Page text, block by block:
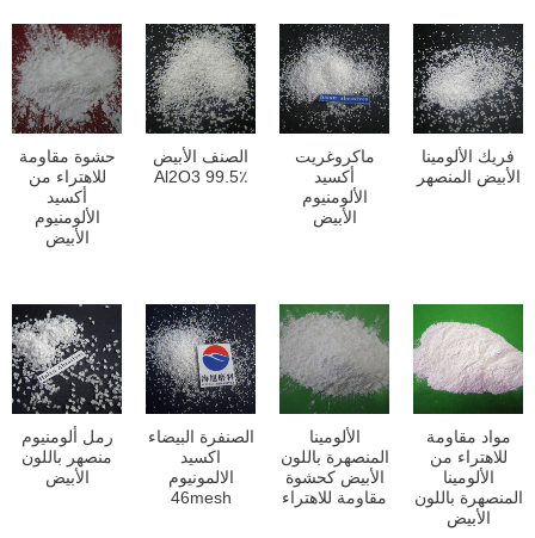
فريك الألومينا
الأبيض المنصهر
ماكروغريت
أكسيد
الألومنيوم
الأبيض
الصنف الأبيض
Al2O3 99.5٪
حشوة مقاومة
للاهتراء من
أكسيد
الألومنيوم
الأبيض
مواد مقاومة
للاهتراء من
الألومينا
المنصهرة باللون
الأبيض
الألومينا
المنصهرة باللون
الأبيض كحشوة
مقاومة للاهتراء
الصنفرة البيضاء
اكسيد
الالمونيوم
46mesh
رمل ألومنيوم
منصهر باللون
الأبيض